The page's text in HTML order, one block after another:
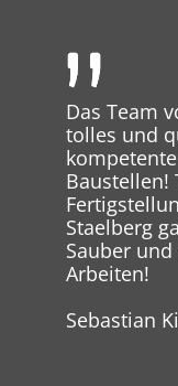
Das Team
tolles und
Baustellen!
Staelberg
Sauber
Arbeiten!
Sebastian